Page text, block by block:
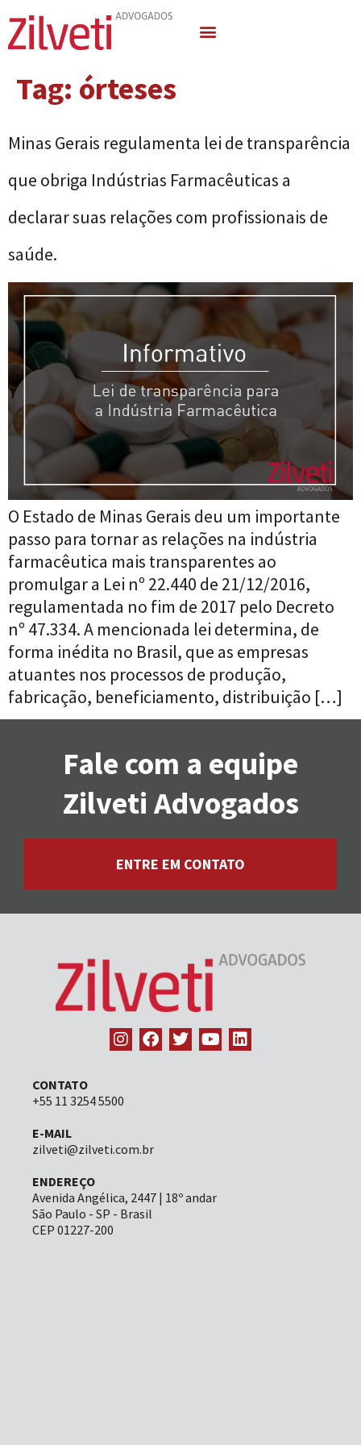
Tag: órteses
Minas Gerais regulamenta lei de transparência
que obriga Indústrias Farmacêuticas a
declarar suas relações com profissionais de
saúde.
O Estado de Minas Gerais deu um importante
passo para tornar as relações na indústria
farmacêutica mais transparentes ao
promulgar a Lei nº 22.440 de 21/12/2016,
regulamentada no fim de 2017 pelo Decreto
nº 47.334. A mencionada lei determina, de
forma inédita no Brasil, que as empresas
atuantes nos processos de produção,
fabricação, beneficiamento, distribuição […]
Fale com a equipe
Zilveti Advogados
ENTRE EM CONTATO
CONTATO
+55 11 3254 5500
E-MAIL
zilveti@zilveti.com.br
ENDEREÇO
Avenida Angélica, 2447 | 18º andar
São Paulo - SP - Brasil
CEP 01227-200